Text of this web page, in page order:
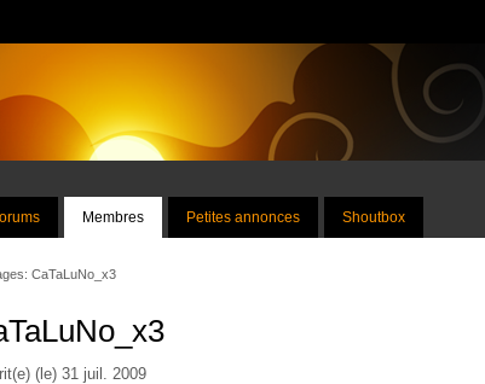
Membres Petites annonces Shoutbox
CaTaLuNo_x3
(le) 31 juil. 2009